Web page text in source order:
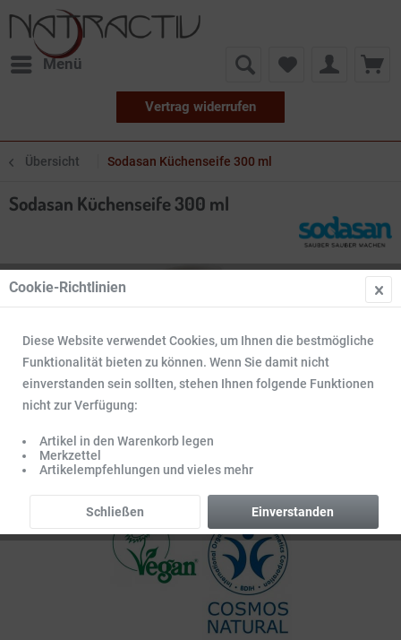
Menü
Vertrag widerrufen
Übersicht Sodasan Küchenseife 300 ml
Sodasan Küchenseife 300 ml
Cookie-Richtlinien
Diese Website verwendet Cookies, um Ihnen die bestmögliche
Funktionalität bieten zu können. Wenn Sie damit nicht
einverstanden sein sollten, stehen Ihnen folgende Funktionen
nicht zur Verfügung:
Artikel in den Warenkorb legen
Merkzettel
Artikelempfehlungen und vieles mehr
Einverstanden
Schließen